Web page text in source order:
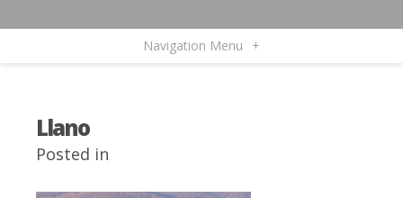
Navigation Menu +
Llano
Posted in